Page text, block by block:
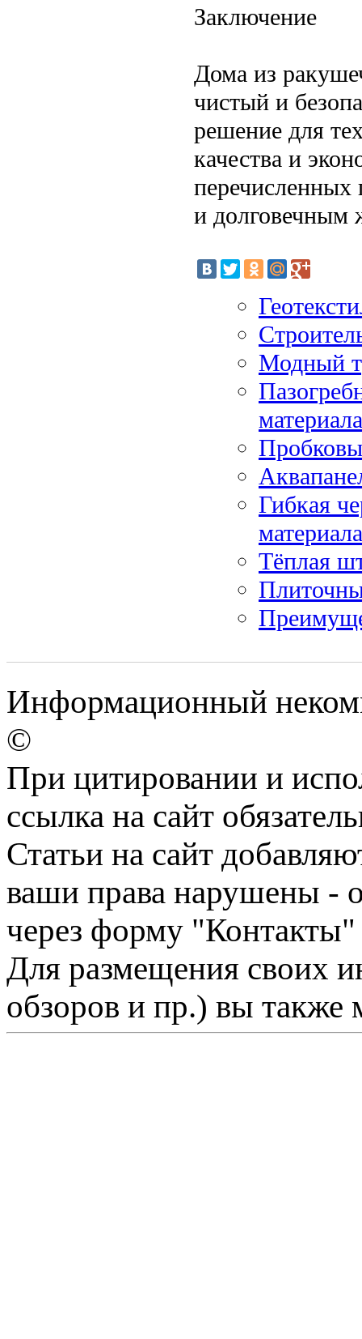
Заключение
Дома из
чистый и
решение для
качества и
и долговечным
Модный
материала
Гибкая
материала
Тёплая
Информационный
©
При цитировании и
ссылка на сайт
Статьи на сайт
ваши права нарушены -
через форму "Контакты"
Для размещения своих
обзоров и пр.) вы также